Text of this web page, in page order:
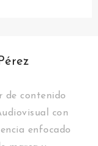
de contenido
con
enfocado